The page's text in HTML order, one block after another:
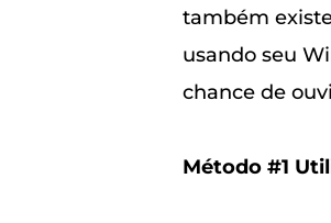
também
usando seu
chance de
Método #1